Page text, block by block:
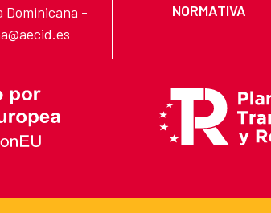
Dominicana -
NORMATIVA